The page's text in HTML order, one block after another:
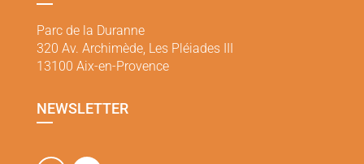
Parc de la Duranne
320 Av. Archimède, Les Pléiades III
13100 Aix-en-Provence
NEWSLETTER